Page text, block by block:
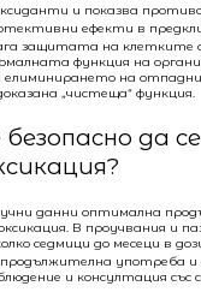
и показва
ефекти в
защитата на клетките
функция на
на
„чистеща“ функция.
безопасно да
данни оптимална
В проучвания и
седмици до месеци в
употреба
и консултация със